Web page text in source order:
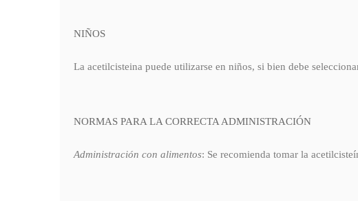
NIÑOS
La acetilcisteina puede utilizarse en niños, si bien debe
NORMAS PARA LA CORRECTA ADMINISTRACIÓN
Administración con alimentos: Se recomienda tomar la